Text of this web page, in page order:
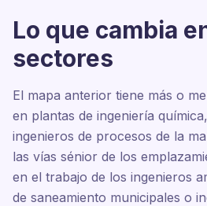
Lo que cambia
sectores
El mapa anterior tiene más o
en plantas de ingeniería
ingenieros de procesos de la
las vías sénior de los
en el trabajo de los ingenieros
de saneamiento municipales o